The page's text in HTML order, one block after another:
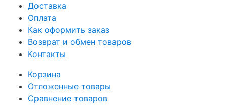
Доставка
Оплата
Как оформить заказ
Возврат и обмен товаров
Контакты
Корзина
Отложенные товары
Сравнение товаров